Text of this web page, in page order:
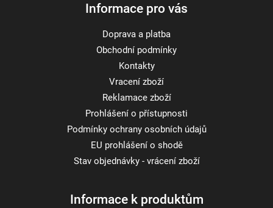
Informace pro vás
Doprava a platba
Obchodní podmínky
Kontakty
Vracení zboží
Reklamace zboží
Prohlášení o přístupnosti
Podmínky ochrany osobních údajů
EU prohlášení o shodě
Stav objednávky - vrácení zboží
Informace k produktům